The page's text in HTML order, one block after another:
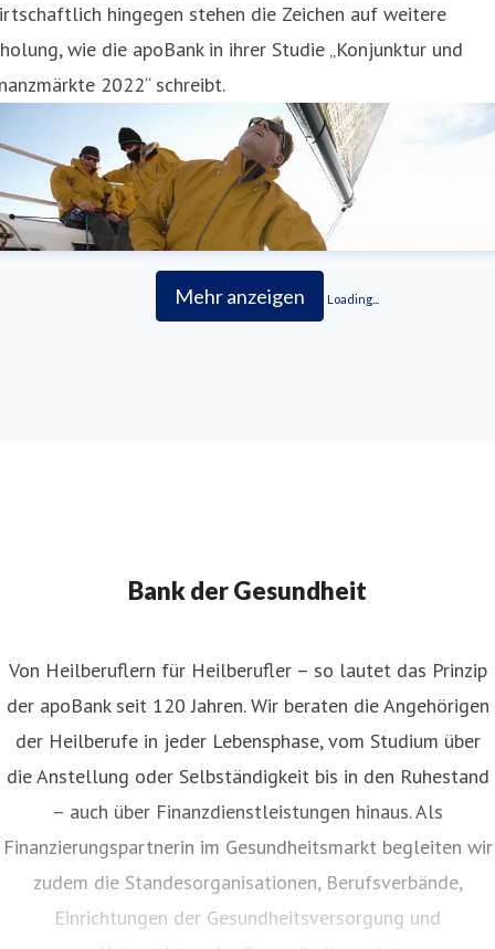
hingegen stehen die Zeichen auf weitere
wie die apoBank in ihrer Studie „Konjunktur und
2022“ schreibt.
Mehr anzeigen Loading...
Bank der Gesundheit
Von Heilberuflern für Heilberufler – so lautet das Prinzip
der apoBank seit 120 Jahren. Wir beraten die Angehörigen
der Heilberufe in jeder Lebensphase, vom Studium über
die Anstellung oder Selbständigkeit bis in den Ruhestand
– auch über Finanzdienstleistungen hinaus. Als
Finanzierungspartnerin im Gesundheitsmarkt begleiten wir
zudem die Standesorganisationen, Berufsverbände,
Einrichtungen der Gesundheitsversorgung und